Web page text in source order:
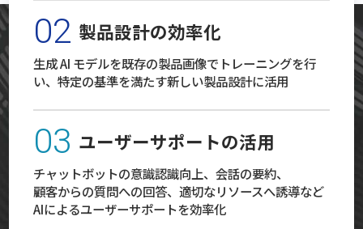
02 製品設計の効率化
生成 AI モデルを既存の製品画像でトレーニングを行
い、特定の基準を満たす新しい製品設計に活用
03 ユーザーサポートの活用
チャットボットの意識認識向上、会話の要約、
顧客からの質問への回答、適切なリソースへ誘導など
AIによるユーザーサポートを効率化